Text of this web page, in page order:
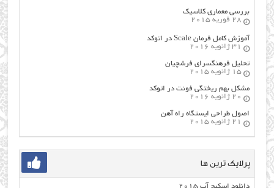
بررسی معماری کلاسیک
28 فوریه 2015
آموزش کامل فرمان Scale در اتوکد
31 ژانویه 2016
تحلیل فرهنگسرای فرشچیان
15 ژانویه 2015
مشکل بهم ریختگی فونت در اتوکد
20 ژانویه 2016
اصول طراحي ایستگاه راه آهن
21 ژانویه 2015
پرلایک ترین ها